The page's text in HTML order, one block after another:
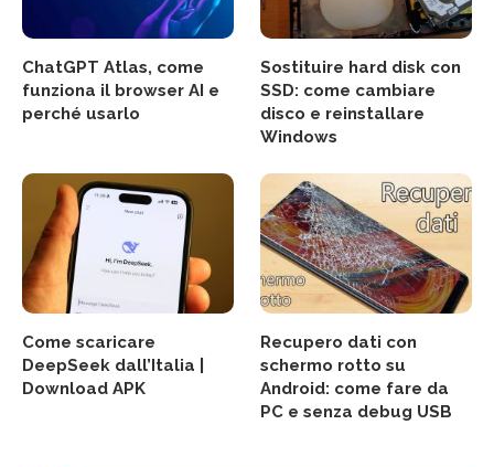
ChatGPT Atlas, come
funziona il browser AI e
perché usarlo
Sostituire hard disk con
SSD: come cambiare
disco e reinstallare
Windows
Come scaricare
DeepSeek dall’Italia |
Download APK
Recupero dati con
schermo rotto su
Android: come fare da
PC e senza debug USB